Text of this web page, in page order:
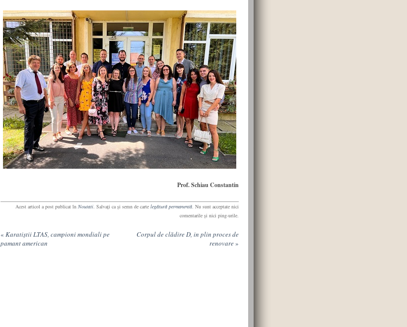
Prof. Schiau Constantin
Acest articol a post publicat în Noutati. Salvaţi ca şi semn de carte legătură permanentă. Nu sunt acceptate nici
comentarile şi nici ping-urile.
« Karatiștii LTAS, campioni mondiali pe
pamant american
Corpul de clădire D, in plin proces de
renovare»